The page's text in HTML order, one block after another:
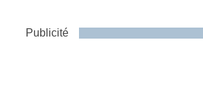
Publicité